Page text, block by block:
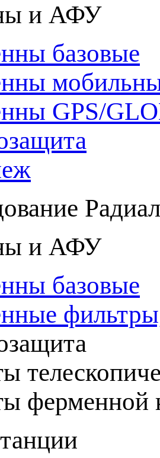
и АФУ
базовые
GPS/
Радиал
и АФУ
базовые
ферменной